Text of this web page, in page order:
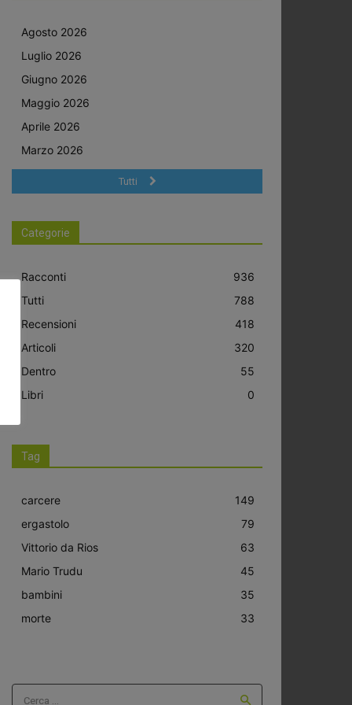
Agosto 2026
Luglio 2026
Giugno 2026
Maggio 2026
Aprile 2026
Marzo 2026
Tutti
Categorie
Racconti
936
Tutti
788
Recensioni
418
Articoli
320
Dentro
55
Libri
0
Tag
carcere
149
ergastolo
79
Vittorio da Rios
63
Mario Trudu
45
bambini
35
morte
33
Cerca ...